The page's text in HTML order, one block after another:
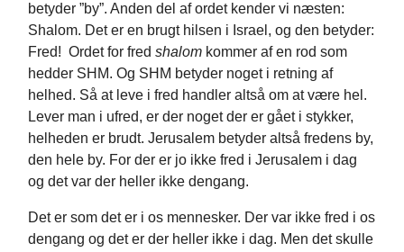
betyder ”by”. Anden del af ordet kender vi næsten:
Shalom. Det er en brugt hilsen i Israel, og den betyder:
Fred! Ordet for fred shalom kommer af en rod som
hedder SHM. Og SHM betyder noget i retning af
helhed. Så at leve i fred handler altså om at være hel.
Lever man i ufred, er der noget der er gået i stykker,
helheden er brudt. Jerusalem betyder altså fredens by,
den hele by. For der er jo ikke fred i Jerusalem i dag
og det var der heller ikke dengang.
Det er som det er i os mennesker. Der var ikke fred i os
dengang og det er der heller ikke i dag. Men det skulle